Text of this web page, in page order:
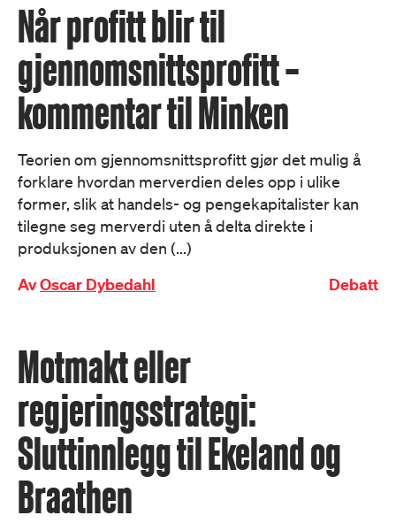
Når profitt blir til
gjennomsnittsprofitt –
kommentar til Minken
Teorien om gjennomsnittsprofitt gjør det mulig å
forklare hvordan merverdien deles opp i ulike
former, slik at handels- og pengekapitalister kan
tilegne seg merverdi uten å delta direkte i
produksjonen av den (...)
AvOscar Dybedahl Debatt
Motmakt eller
regjeringsstrategi:
Sluttinnlegg til Ekeland og
Braathen